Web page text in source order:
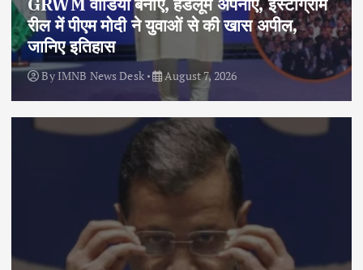
रील में पीएम मोदी ने युवाओं से की खास अपील,
जानिए इतिहास
By IMNB News Desk August 7, 2026